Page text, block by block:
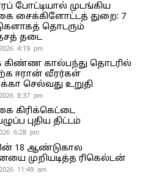
போட்டியால் முடங்கிய
சைக்கிளோட்டத் துறை: 7
தொடரும்
தடை
4:19 pm
கால்பந்து தொடரில்
ஈரான் வீரர்கள்
செல்வது உறுதி
8:37 pm
கிரிக்கெட்டை
புதிய திட்டம்
6:28 pm
18 ஆண்டுகால
முறியடித்த ரிகெல்டன்
11:49 am